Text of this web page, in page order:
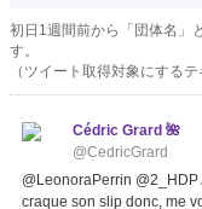
初日1週間前から「団体名」
す。
（ツイート取得対象にする
Cédric Grard 🌺
@CedricGrard
@LeonoraPerrin
craque son slip donc, me